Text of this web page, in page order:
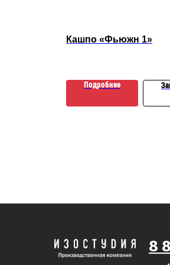
Кашпо «Фьюжн 1»
Подробнее
8